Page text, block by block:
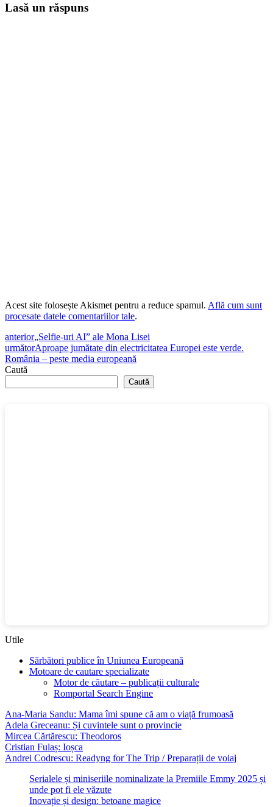
Lasă un răspuns
Acest site folosește Akismet pentru a reduce spamul. Află cum sunt
procesate datele comentariilor tale.
anterior„Selfie-uri AI” ale Mona Lisei
următorAproape jumătate din electricitatea Europei este verde.
România – peste media europeană
Caută
Caută
Utile
Sărbători publice în Uniunea Europeană
Motoare de cautare specializate
Motor de căutare – publicații culturale
Romportal Search Engine
Ana-Maria Sandu: Mama îmi spune că am o viață frumoasă
Adela Greceanu: Și cuvintele sunt o provincie
Mircea Cărtărescu: Theodoros
Cristian Fulaș: Ioșca
Andrei Codrescu: Readyng for The Trip / Preparații de voiaj
Serialele și miniseriile nominalizate la Premiile Emmy 2025 și
unde pot fi ele văzute
Inovație și design: betoane magice